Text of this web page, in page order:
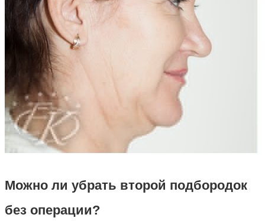
Можно ли убрать второй подбородок
без операции?